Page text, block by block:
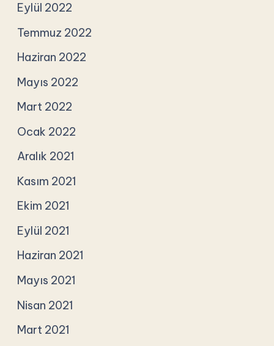
Eylül 2022
Temmuz 2022
Haziran 2022
Mayıs 2022
Mart 2022
Ocak 2022
Aralık 2021
Kasım 2021
Ekim 2021
Eylül 2021
Haziran 2021
Mayıs 2021
Nisan 2021
Mart 2021